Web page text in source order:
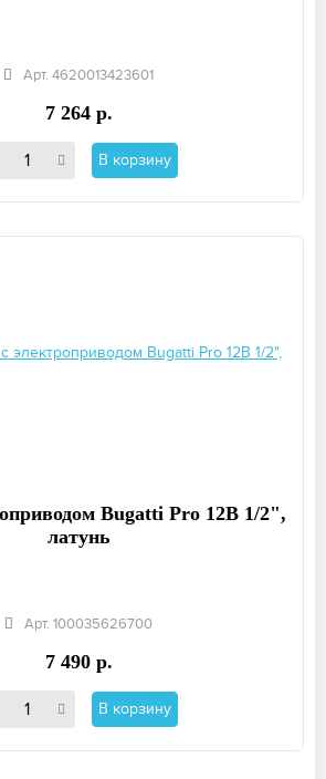
Арт. 4620013423601
7 264 р.
В корзину
Bugatti Pro 12В 1/2",
латунь
Арт. 100035626700
7 490 р.
В корзину